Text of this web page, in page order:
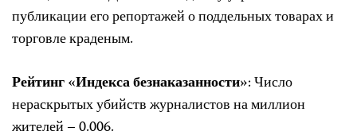
публикации его репортажей о поддельных товарах и
торговле краденым.
Рейтинг «Индекса безнаказанности»: Число
нераскрытых убийств журналистов на миллион
жителей – 0.006.